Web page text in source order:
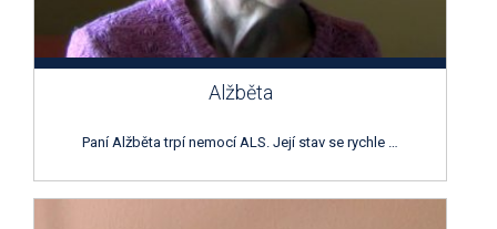
Alžběta
Paní Alžběta trpí nemocí ALS. Její stav se rychle …